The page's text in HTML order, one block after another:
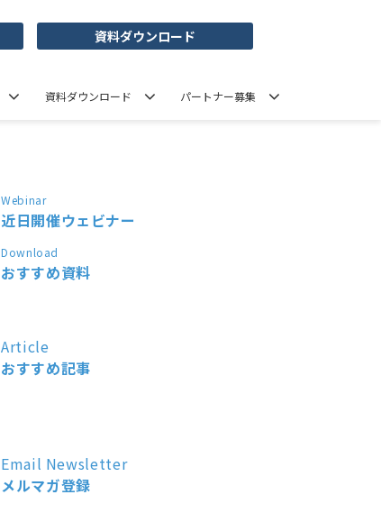
資料ダウンロード
資料ダウンロード パートナー募集
Webinar
近日開催ウェビナー
Download
おすすめ資料
Article
おすすめ記事
Email Newsletter
メルマガ登録